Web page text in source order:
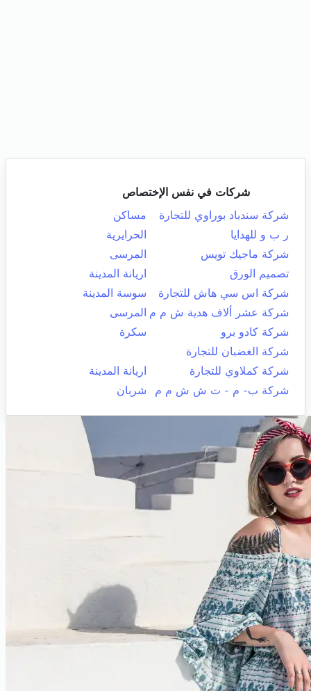
شركات في نفس الإختصاص
شركة سندباد بوراوي للتجارة
مساكن
ر ب و للهدايا
الحرايرية
شركة ماجيك تويس
المرسى
تصميم الورق
اريانة المدينة
شركة اس سي هاش للتجارة
سوسة المدينة
شركة عشر ألاف هدية ش م م المرسى
شركة كادو برو
سكرة
شركة الغضبان للتجارة
شركة كملاوي للتجارة
اريانة المدينة
شركة ب- م - ت ش ش م م
شربان